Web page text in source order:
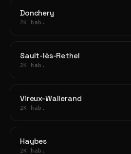
Donchery
2K hab.
Sault-lès-Rethel
2K hab.
Vireux-Wallerand
2K hab.
Haybes
2K hab.